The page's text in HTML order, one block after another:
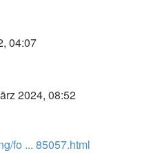
04:07
2024, 08:52
fo ... 85057.html